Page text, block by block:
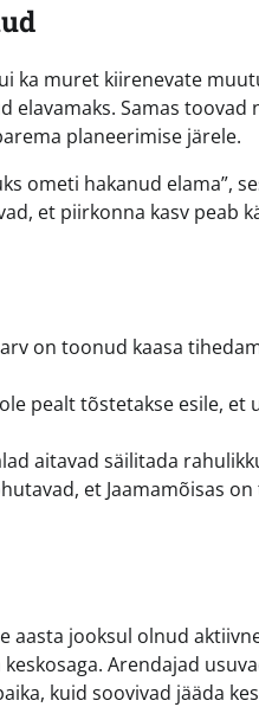
ka muret kiirenevate
Samas toovad
planeerimise järele.
ometi hakanud elama”,
et piirkonna kasv peab
on toonud kaasa
pealt tõstetakse esile,
aitavad säilitada
et Jaamamõisas
aasta jooksul olnud
Arendajad
kuid soovivad jääda